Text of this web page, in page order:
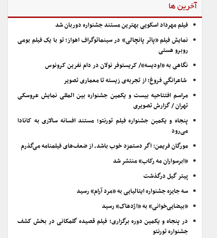
آخرین ها
فیلم مهرداد اسکویی بهترین مستند جشنواره دوربان شد
نمایش فیلم «پاتر پانچالی» در سینماتوگراف اهواز؛ تو با یک فیلم بومی
روبرو هستی
نگاهی به «اودیسه»/ کریستوفر نولان در دام نفرین کرونوس
شاعرانگیِ فروغ؛ از تجربه‌ی زیسته تا معماری تصویر
مراسم افتتاحیه بیست و یکمین جشنواره بین المللی نمایش عروسکی
تهران / گزارش تصویری
پنجاه و یکمین جشنواره فیلم تورنتو؛ مستند افسانه سالاری به کانادا
می‌رود
مورگان فریمن: اگر دستمزد خوب باشد، از ضعف‌های فیلمنامه می‌گذرم
«ابرسواران مه رکاب» منتشر شد
پیتر گیل درگذشت
سه جایزه جشنواره ایتالیایی به «مرد آرام» رسید
«بیضایی‌خوانی» به «اژدهاک» رسید
در پنجاه و یکمین دوره برگزاری؛ فیلم قصیده گلمکانی در بخش کشف
جشنواره تورنتو